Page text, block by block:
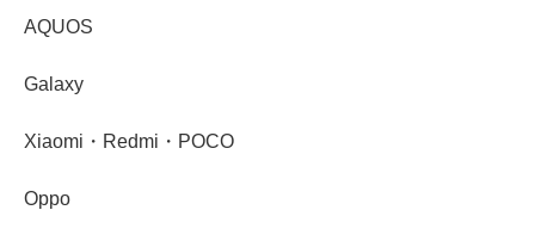
AQUOS
Galaxy
Xiaomi・Redmi・POCO
Oppo